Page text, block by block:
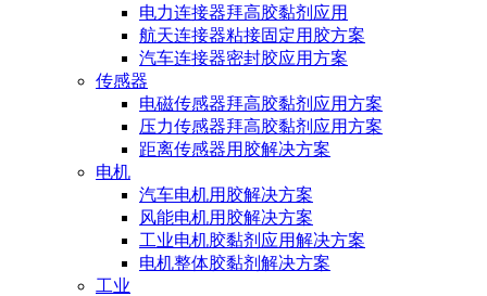
电力连接器拜高胶黏剂应用
航天连接器粘接固定用胶方案
汽车连接器密封胶应用方案
传感器
电磁传感器拜高胶黏剂应用方案
压力传感器拜高胶黏剂应用方案
距离传感器用胶解决方案
电机
汽车电机用胶解决方案
风能电机用胶解决方案
工业电机胶黏剂应用解决方案
电机整体胶黏剂解决方案
工业